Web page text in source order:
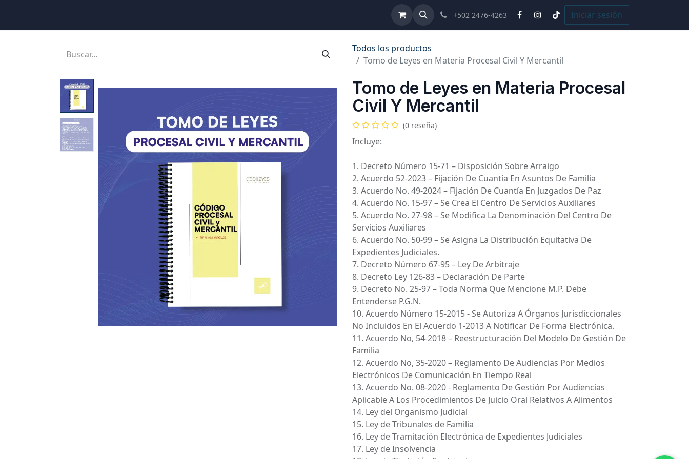
Términos y Condiciones Ayuda Cursos
+502 2476-4263 Iniciar sesión
Todos los productos
Tomo de Leyes en Materia Procesal Civil Y Mercantil
Tomo de Leyes en Materia Procesal
Civil Y Mercantil
(0 reseña)
Incluye:
1. Decreto Número 15-71 – Disposición Sobre Arraigo
2. Acuerdo 52-2023 – Fijación De Cuantía En Asuntos De Familia
3. Acuerdo No. 49-2024 – Fijación De Cuantía En Juzgados De Paz
4. Acuerdo No. 15-97 – Se Crea El Centro De Servicios Auxiliares
5. Acuerdo No. 27-98 – Se Modifica La Denominación Del Centro De
Servicios Auxiliares
6. Acuerdo No. 50-99 – Se Asigna La Distribución Equitativa De
Expedientes Judiciales.
7. Decreto Número 67-95 – Ley De Arbitraje
8. Decreto Ley 126-83 – Declaración De Parte
9. Decreto No. 25-97 – Toda Norma Que Mencione M.P. Debe
Entenderse P.G.N.
10. Acuerdo Número 15-2015 - Se Autoriza A Órganos Jurisdiccionales
No Incluidos En El Acuerdo 1-2013 A Notificar De Forma Electrónica.
11. Acuerdo No, 54-2018 – Reestructuración Del Modelo De Gestión De
Familia
12. Acuerdo No, 35-2020 – Reglamento De Audiencias Por Medios
Electrónicos De Comunicación En Tiempo Real
13. Acuerdo No. 08-2020 - Reglamento De Gestión Por Audiencias
Aplicable A Los Procedimientos De Juicio Oral Relativos A Alimentos
14. Ley del Organismo Judicial
15. Ley de Tribunales de Familia
16. Ley de Tramitación Electrónica de Expedientes Judiciales
17. Ley de Insolvencia